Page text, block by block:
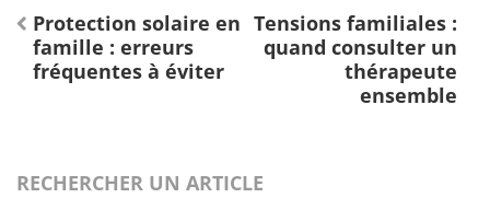
Navigation
de
l’article
Protection solaire en
famille : erreurs
fréquentes à éviter
Tensions familiales :
quand consulter un
thérapeute
ensemble
RECHERCHER UN ARTICLE